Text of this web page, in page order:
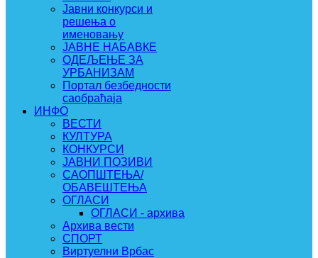
Јавни конкурси и
решења о
именовању
ЈАВНЕ НАБАВКЕ
ОДЕЉЕЊЕ ЗА
УРБАНИЗАМ
Портал безбедности
саобраћаја
ИНФО
ВЕСТИ
КУЛТУРА
КОНКУРСИ
ЈАВНИ ПОЗИВИ
САОПШТЕЊА/
ОБАВЕШТЕЊА
ОГЛАСИ
ОГЛАСИ - архива
Архива вести
СПОРТ
Виртуелни Врбас